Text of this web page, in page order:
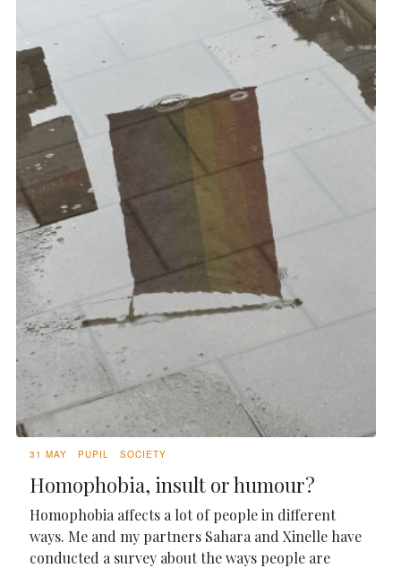
31 MAY PUPIL SOCIETY
Homophobia, insult or humour?
Homophobia affects a lot of people in different
ways. Me and my partners Sahara and Xinelle have
conducted a survey about the ways people are